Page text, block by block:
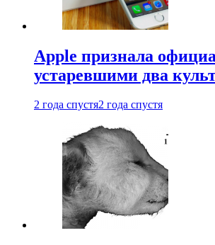
Apple признала
устаревшими два
2 года спустя2 года спустя